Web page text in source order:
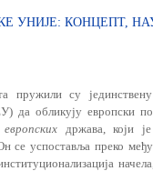
УНИЈЕ: КОНЦЕПТ,
пружили су
да обликују европски
европских држава, који
се успоставља преко